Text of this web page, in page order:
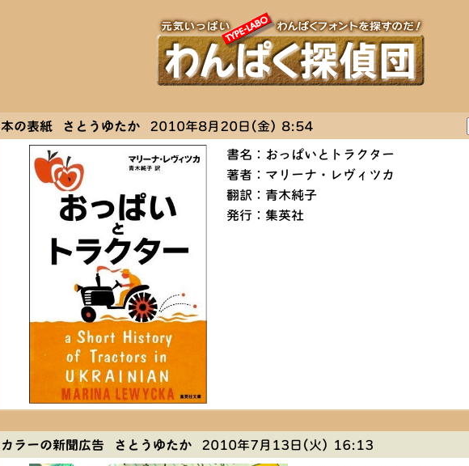
本の表紙 さとうゆたか2010年8月20日(金) 8:54
書名：おっぱいとトラクター
著者：マリーナ・レヴィツカ
翻訳：青木純子
発行：集英社
カラーの新聞広告 さとうゆたか2010年7月13日(火) 16:13